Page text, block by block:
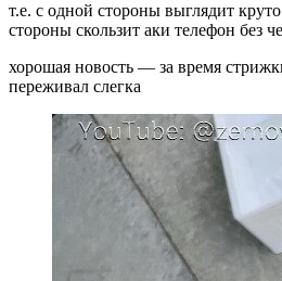
т.е. с одной стороны выглядит
стороны скользит аки телефон без
хорошая новость — за время
переживал слегка